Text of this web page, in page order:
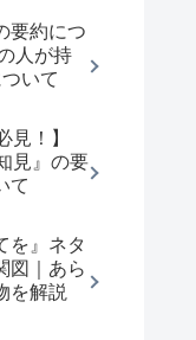
要約につ
人が持
いて
見！】
見』の要
て
を』ネタ
図｜あら
を解説